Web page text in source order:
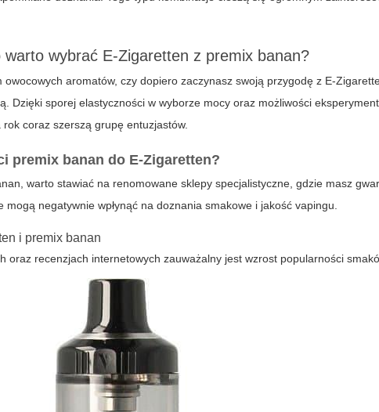
wybrać E-Zigaretten z premix banan?
aromatów, czy dopiero zaczynasz swoją przygodę z E-
Dzięki sporej elastyczności w wyborze mocy oraz możliwości
coraz szerszą grupę entuzjastów.
premix banan do E-Zigaretten?
, warto stawiać na renomowane sklepy specjalistyczne, gdzie masz
negatywnie wpłynąć na doznania smakowe i jakość vapingu.
i premix banan
oraz recenzjach internetowych zauważalny jest wzrost popularności